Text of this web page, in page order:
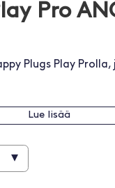
Pro
Plugs Play
Lue lisää
▾